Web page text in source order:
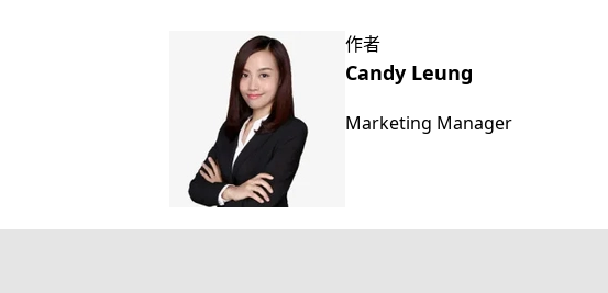
作者
Candy Leung
Marketing Manager